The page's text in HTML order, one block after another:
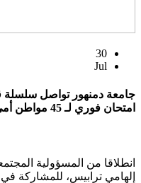
30
Jul
جامعة دمنهور تواصل سلسلة
امتحان فوري لـ 45 مواطن أمي بمركز الأبعادية ب
انطلاقا من المسؤولية
إلهامي ترابيس، للمشاركة